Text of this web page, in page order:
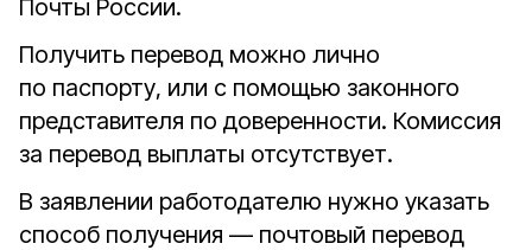
Почты России.
Получить перевод можно лично
по паспорту, или с помощью законного
представителя по доверенности. Комиссия
за перевод выплаты отсутствует.
В заявлении работодателю нужно указать
способ получения — почтовый перевод